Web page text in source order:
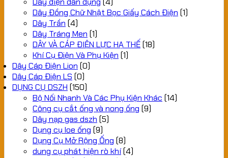
Dây Đồng Chữ Nhật Bọc Giấy Cách Điện (1)
Dây Trần (4)
Dây Tráng Men (1)
DÂY VÀ CÁP ĐIỆN LỰC HẠ THẾ(18)
Khí Cụ Điện Và Phụ Kiện (1)
Dây Cáp Điện Lion (0)
Dây Cáp Điện LS (0)
DỤNG CỤ DSZH (150)
Bộ Nối Nhanh Và Các Phụ Kiện Khác (14)
Công cụ cắt ống và nong ống (9)
Dây nạp gas dszh (5)
Dụng cụ loe ống (9)
Dụng Cụ Mở Rộng Ống (8)
dung cụ phát hiện rò khí(4)